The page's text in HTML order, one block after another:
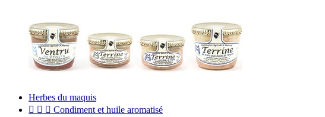
Herbes du maquis
   Condiment et huile aromatisé